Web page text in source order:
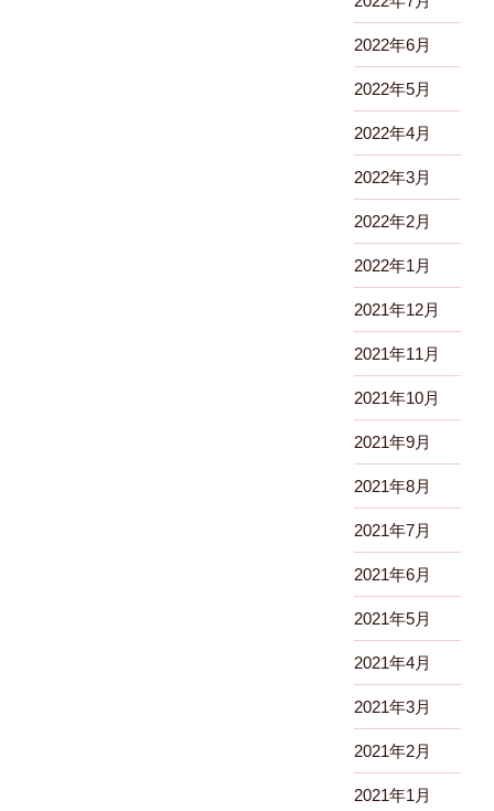
2022年6月
2022年5月
2022年4月
2022年3月
2022年2月
2022年1月
2021年12月
2021年11月
2021年10月
2021年9月
2021年8月
2021年7月
2021年6月
2021年5月
2021年4月
2021年3月
2021年2月
2021年1月